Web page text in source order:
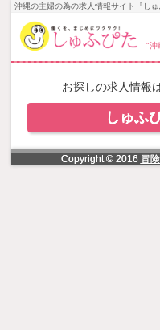
NowLoading
沖縄の主婦の為の求人情報サイト『しゅ
"沖
お探しの求人情報
しゅふ
Copyright © 2016 冒